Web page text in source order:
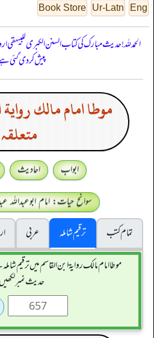
Eng
Ur-Latn
Book Store
الحمدللہ! حدیث مبارک کی کتاب السنن الكبرى
پیش کر دی گئی
موطا امام مالك
متعلقہ
ابواب احادیث
سوانح حیات: امام ابوعبداللہ
تمام کتب
ترقیم شاملہ عربی
موطا امام مالك رواية ابن القاسم میں ترقیم
حدیث نمبر